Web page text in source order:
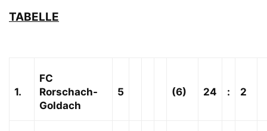
TABELLE
1.
FC
Rorschach-
Goldach
5 (6) 24 : 2